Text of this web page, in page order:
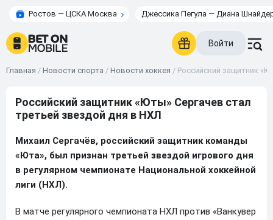
Ростов — ЦСКА Москва Джессика Пегула — Диана
Войти
Главная / Новости спорта / Новости хоккея / Российский защитник
Российский защитник «Юты» Сергачев стал
третьей звездой дня в НХЛ
Михаил Сергачёв, российский защитник команды
«Юта», был признан третьей звездой игрового дня
в регулярном чемпионате Национальной хоккейной
лиги (НХЛ).
В матче регулярного чемпионата НХЛ против «Ванкувер